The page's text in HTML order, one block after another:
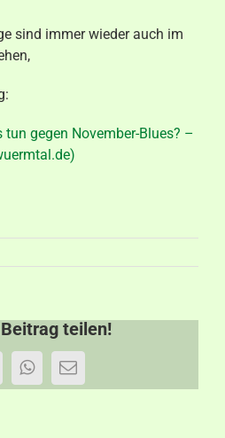
sind immer wieder auch im
tun gegen November-Blues? –
teilen!
WhatsApp
E-
Mail